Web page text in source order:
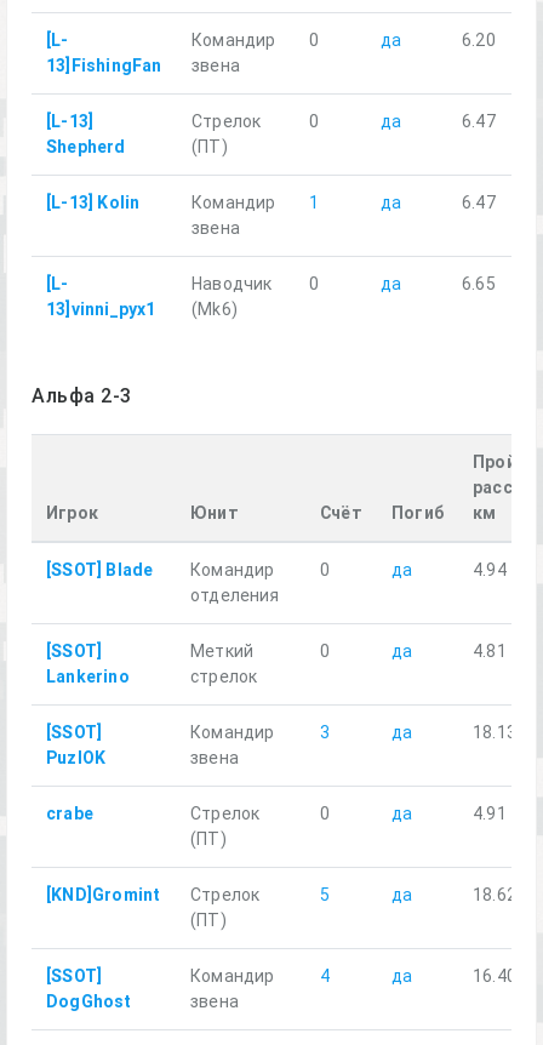
[L-
13]FishingFan
Командир
звена
0 да 6.20
[L-13]
Shepherd
Стрелок
(ПТ)
0 да 6.47
[L-13] Kolin
Командир
звена
1 да 6.47
[L-
13]vinni_pyx1
Наводчик
(Mk6)
0 да 6.65
Альфа 2-3
Игрок Юнит Счёт Погиб
км
[SSOT] Blade
Командир
отделения
0 да 4.94
[SSOT]
Lankerino
Меткий
стрелок
0 да 4.81
[SSOT]
PuzlOK
Командир
звена
3 да 18.13
crabe
Стрелок
(ПТ)
0 да 4.91
[KND]Gromint
Стрелок
(ПТ)
5 да 18.62
[SSOT]
DogGhost
Командир
звена
4 да 16.40